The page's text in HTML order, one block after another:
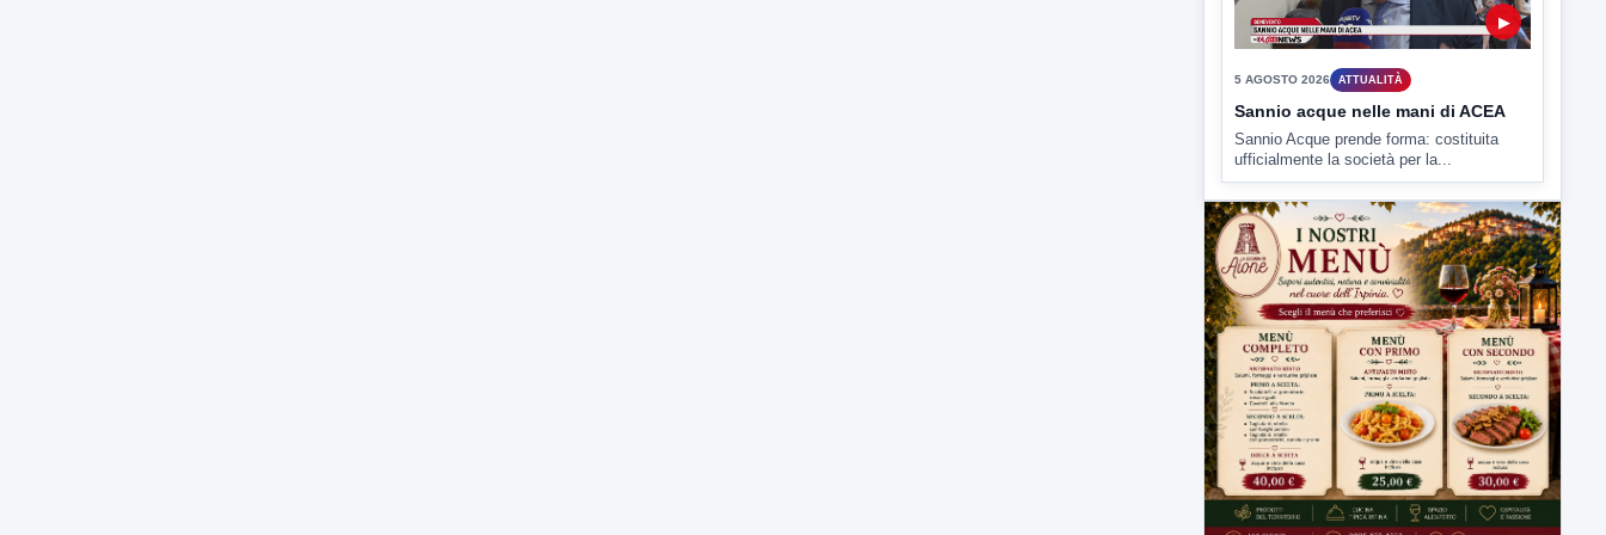
▶
5 AGOSTO 2026 ATTUALITÀ
Sannio acque nelle mani di ACEA
Sannio Acque prende forma: costituita
ufficialmente la società per la...